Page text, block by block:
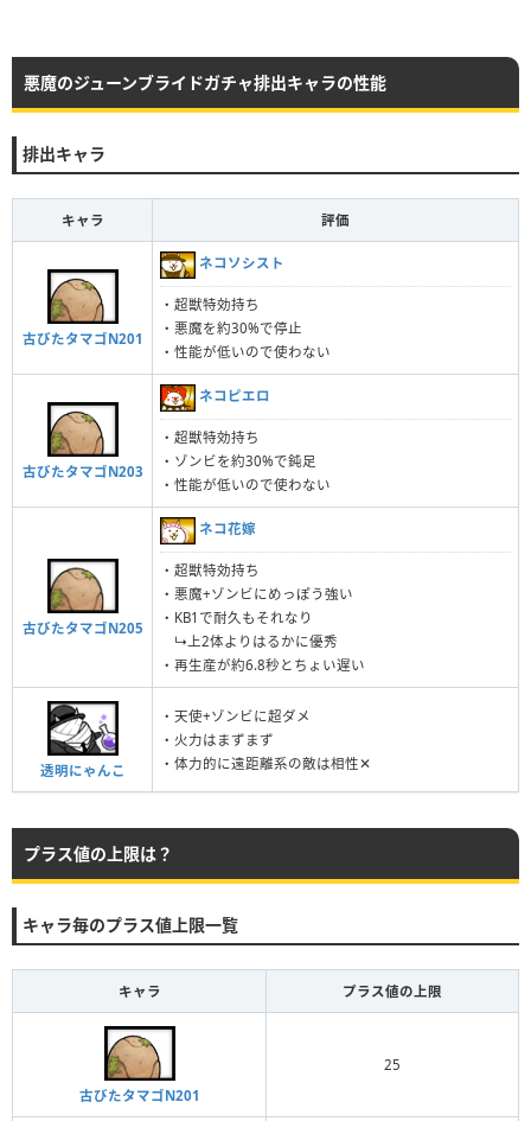
悪魔のジューンブライドガチャ排出キャラの性能
排出キャラ
キャラ 評価
古びたタマゴN201
ネコソシスト
・超獣特効持ち
・悪魔を約30%で停止
・性能が低いので使わない
古びたタマゴN203
ネコピエロ
・超獣特効持ち
・ゾンビを約30%で鈍足
・性能が低いので使わない
古びたタマゴN205
ネコ花嫁
・超獣特効持ち
・悪魔+ゾンビにめっぽう強い
・KB1で耐久もそれなり
↳上2体よりはるかに優秀
・再生産が約6.8秒とちょい遅い
透明にゃんこ
・天使+ゾンビに超ダメ
・火力はまずまず
・体力的に遠距離系の敵は相性✕
プラス値の上限は？
キャラ毎のプラス値上限一覧
キャラ プラス値の上限
古びたタマゴN201
25